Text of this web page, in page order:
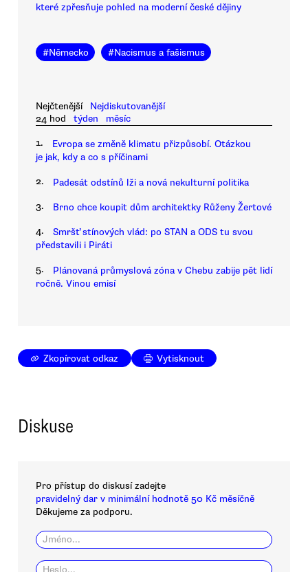
které zpřesňuje pohled na moderní české dějiny
#Německo #Nacismus a fašismus
Nejčtenější
Nejdiskutovanější
24 hod
týden měsíc
1.
Evropa se změně klimatu přizpůsobí. Otázkou
je jak, kdy a co s příčinami
2. Padesát odstínů lži a nová nekulturní politika
3. Brno chce koupit dům architektky Růženy Žertové
4.
Smršť stínových vlád: po STAN a ODS tu svou
představili i Piráti
5.
Plánovaná průmyslová zóna v Chebu zabije pět lidí
ročně. Vinou emisí
Zkopírovat odkaz Vytisknout
Diskuse
Pro přístup do diskusí zadejte
pravidelný dar v minimální hodnotě 50 Kč měsíčně
Děkujeme za podporu.